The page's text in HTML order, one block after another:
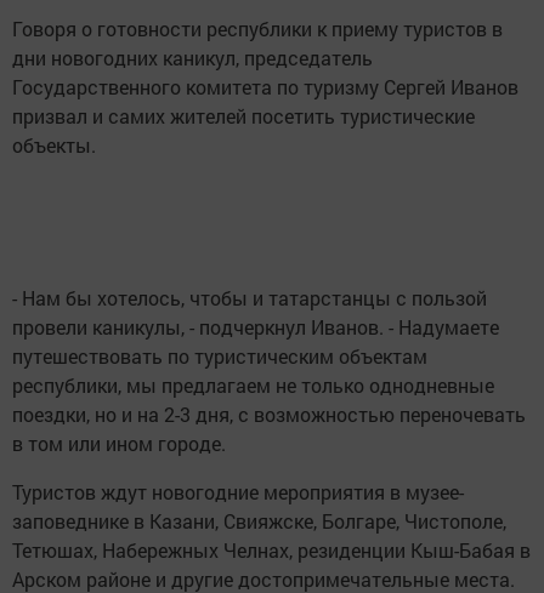
Говоря о готовности республики к приему туристов в
дни новогодних каникул, председатель
Государственного комитета по туризму Сергей Иванов
призвал и самих жителей посетить туристические
объекты.
- Нам бы хотелось, чтобы и татарстанцы с пользой
провели каникулы, - подчеркнул Иванов. - Надумаете
путешествовать по туристическим объектам
республики, мы предлагаем не только однодневные
поездки, но и на 2-3 дня, с возможностью переночевать
в том или ином городе.
Туристов ждут новогодние мероприятия в музее-
заповеднике в Казани, Свияжске, Болгаре, Чистополе,
Тетюшах, Набережных Челнах, резиденции Кыш-Бабая в
Арском районе и другие достопримечательные места.